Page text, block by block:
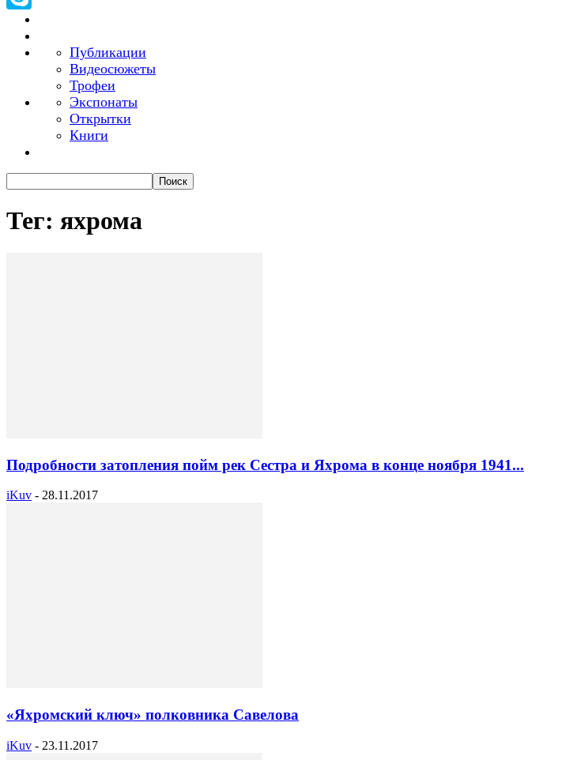
Публикации
Видеосюжеты
Трофеи
Экспонаты
Открытки
Книги
Тег: яхрома
Подробности затопления пойм рек Сестра и Яхрома в конце ноября 1941...
iKuv - 28.11.2017
«Яхромский ключ» полковника Савелова
iKuv - 23.11.2017
Skype